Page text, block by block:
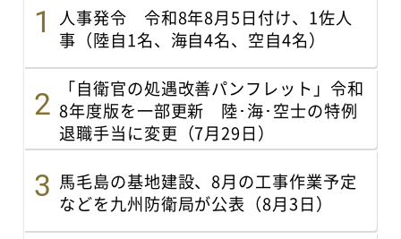
人事発令 令和8年8月5日付け、1佐人
事（陸自1名、海自4名、空自4名）
「自衛官の処遇改善パンフレット」令和
8年度版を一部更新 陸･海･空士の特例
退職手当に変更（7月29日）
馬毛島の基地建設、8月の工事作業予定
などを九州防衛局が公表（8月3日）